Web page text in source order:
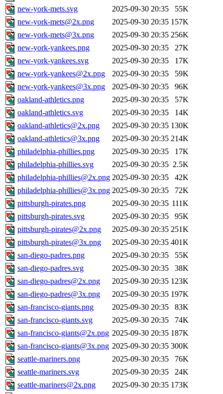
new-york-mets.svg
2025-09-30 20:35
55K
new-york-mets@2x.png
2025-09-30 20:35 157K
new-york-mets@3x.png
2025-09-30 20:35 256K
new-york-yankees.png
2025-09-30 20:35
27K
new-york-yankees.svg
2025-09-30 20:35
17K
new-york-yankees@2x.png
2025-09-30 20:35
59K
new-york-yankees@3x.png
2025-09-30 20:35
96K
oakland-athletics.png
2025-09-30 20:35
57K
oakland-athletics.svg
2025-09-30 20:35
14K
oakland-athletics@2x.png
2025-09-30 20:35 130K
oakland-athletics@3x.png
2025-09-30 20:35 214K
philadelphia-phillies.png
2025-09-30 20:35
17K
philadelphia-phillies.svg
2025-09-30 20:35 2.5K
philadelphia-phillies@2x.png 2025-09-30 20:35
42K
philadelphia-phillies@3x.png 2025-09-30 20:35
72K
pittsburgh-pirates.png
2025-09-30 20:35 111K
pittsburgh-pirates.svg
2025-09-30 20:35
95K
pittsburgh-pirates@2x.png
2025-09-30 20:35 251K
pittsburgh-pirates@3x.png
2025-09-30 20:35 401K
san-diego-padres.png
2025-09-30 20:35
55K
san-diego-padres.svg
2025-09-30 20:35
38K
san-diego-padres@2x.png
2025-09-30 20:35 123K
san-diego-padres@3x.png
2025-09-30 20:35 197K
san-francisco-giants.png
2025-09-30 20:35
83K
san-francisco-giants.svg
2025-09-30 20:35
74K
san-francisco-giants@2x.png 2025-09-30 20:35 187K
san-francisco-giants@3x.png 2025-09-30 20:35 300K
seattle-mariners.png
2025-09-30 20:35
76K
seattle-mariners.svg
2025-09-30 20:35
24K
seattle-mariners@2x.png
2025-09-30 20:35 173K